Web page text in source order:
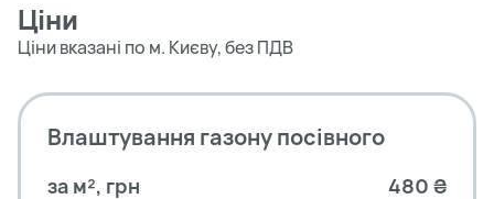
Ціни
Ціни вказані по м. Києву, без ПДВ
Влаштування газону посівного
за м², грн 480 ₴